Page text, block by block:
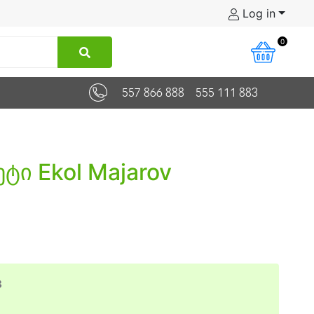
Log in
0
557 866 888 555 111 883
Ekol Majarov